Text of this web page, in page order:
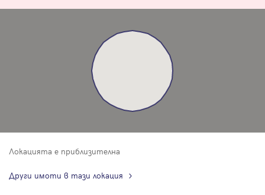
Локацията е приблизителна
Други имоти в тази локация